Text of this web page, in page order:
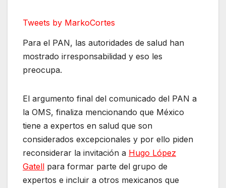
Tweets by MarkoCortes
Para el PAN, las autoridades de salud han
mostrado irresponsabilidad y eso les
preocupa.
El argumento final del comunicado del PAN a
la OMS, finaliza mencionando que México
tiene a expertos en salud que son
considerados excepcionales y por ello piden
reconsiderar la invitación a Hugo López
Gatell para formar parte del grupo de
expertos e incluir a otros mexicanos que